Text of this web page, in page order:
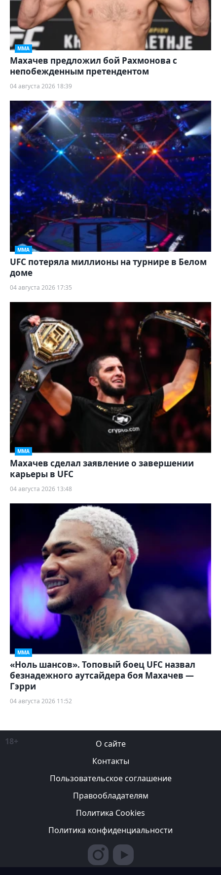
ММА
Махачев предложил бой Рахмонова с
непобежденным претендентом
04 августа 2026 18:39
ММА
UFC потеряла миллионы на турнире в Белом
доме
04 августа 2026 17:35
ММА
Махачев сделал заявление о завершении
карьеры в UFC
04 августа 2026 13:48
ММА
«Ноль шансов». Топовый боец UFC назвал
безнадежного аутсайдера боя Махачев —
Гэрри
04 августа 2026 11:52
18+
О сайте
Контакты
Пользовательское соглашение
Правообладателям
Политика Cookies
Политика конфиденциальности